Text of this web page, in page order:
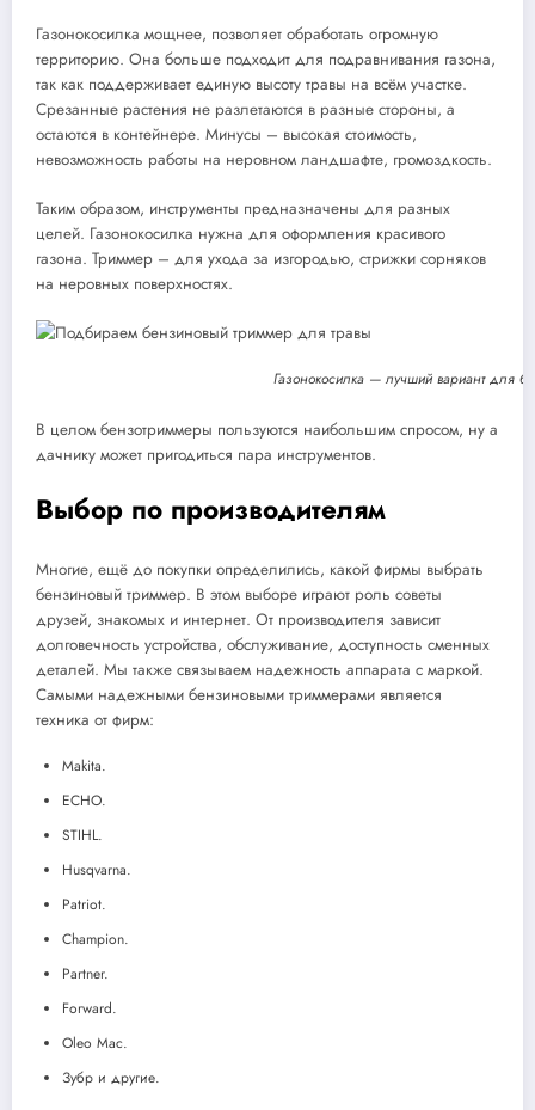
Газонокосилка мощнее, позволяет обработать огромную
территорию. Она больше подходит для подравнивания газона,
так как поддерживает единую высоту травы на всём участке.
Срезанные растения не разлетаются в разные стороны, а
остаются в контейнере. Минусы – высокая стоимость,
невозможность работы на неровном ландшафте, громоздкость.
Таким образом, инструменты предназначены для разных
целей. Газонокосилка нужна для оформления красивого
газона. Триммер – для ухода за изгородью, стрижки сорняков
на неровных поверхностях.
Газонокосилка — лучший вариант для
В целом бензотриммеры пользуются наибольшим спросом, ну а
дачнику может пригодиться пара инструментов.
Выбор по производителям
Многие, ещё до покупки определились, какой фирмы выбрать
бензиновый триммер. В этом выборе играют роль советы
друзей, знакомых и интернет. От производителя зависит
долговечность устройства, обслуживание, доступность сменных
деталей. Мы также связываем надежность аппарата с маркой.
Самыми надежными бензиновыми триммерами является
техника от фирм:
Makita.
ECHO.
STIHL.
Husqvarna.
Patriot.
Champion.
Partner.
Forward.
Oleo Mac.
Зубр и другие.